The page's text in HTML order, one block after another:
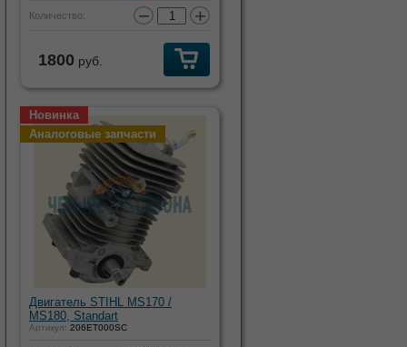
Количество: − +
1800 руб.
Новинка
Аналоговые запчасти
Двигатель STIHL MS170 /
MS180, Standart
Артикул: 206ET000SC